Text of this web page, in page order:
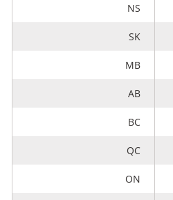
NS
SK
MB
AB
BC
QC
ON